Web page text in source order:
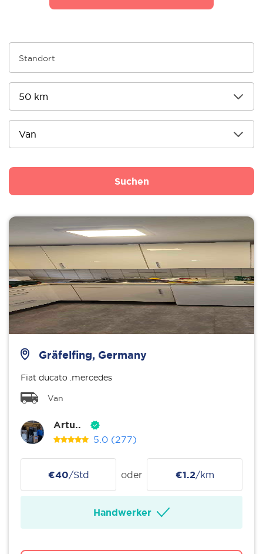
Suchen
Gräfelfing, Germany
Fiat ducato .mercedes
Van
Artu..
5.0 (277)
€40/Std oder €1.2/km
Handwerker